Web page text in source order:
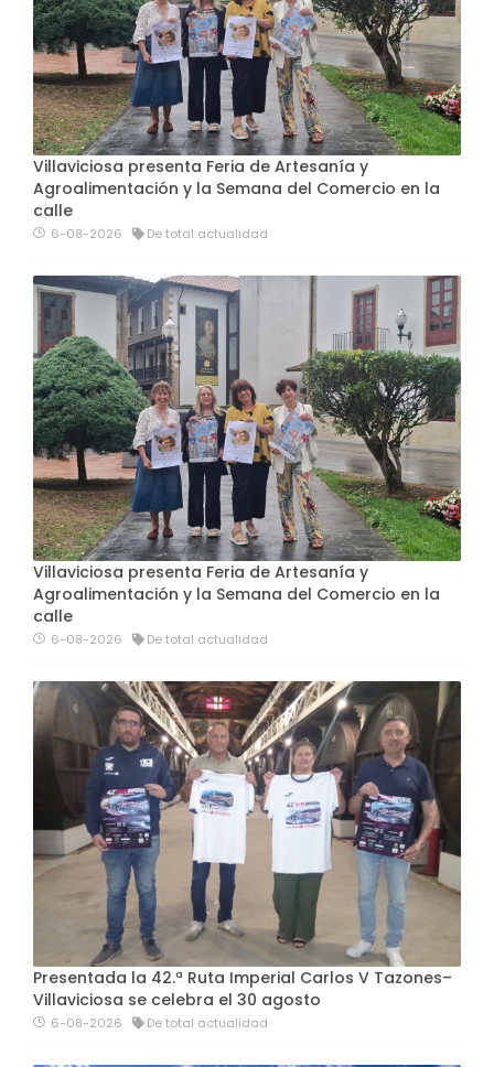
Villaviciosa presenta Feria de Artesanía y
Agroalimentación y la Semana del Comercio en la
calle
6-08-2026 De total actualidad
Villaviciosa presenta Feria de Artesanía y
Agroalimentación y la Semana del Comercio en la
calle
6-08-2026 De total actualidad
Presentada la 42.ª Ruta Imperial Carlos V Tazones–
Villaviciosa se celebra el 30 agosto
6-08-2026 De total actualidad